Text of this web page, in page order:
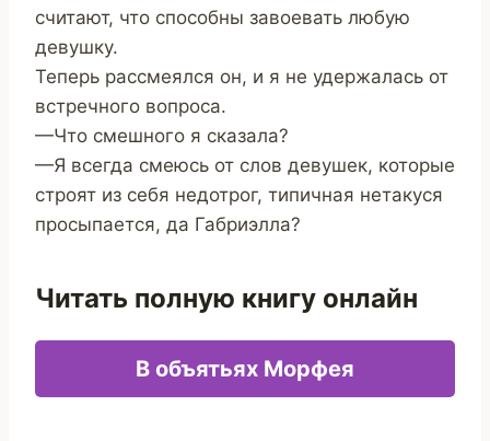
считают, что способны завоевать любую
девушку.
Теперь рассмеялся он, и я не удержалась от
встречного вопроса.
—Что смешного я сказала?
—Я всегда смеюсь от слов девушек, которые
строят из себя недотрог, типичная нетакуся
просыпается, да Габриэлла?
Читать полную книгу онлайн
В объятьях Морфея